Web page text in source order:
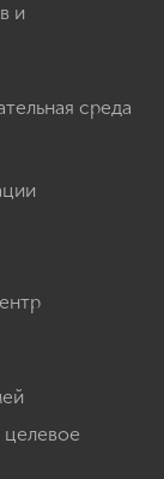
и
среда
целевое